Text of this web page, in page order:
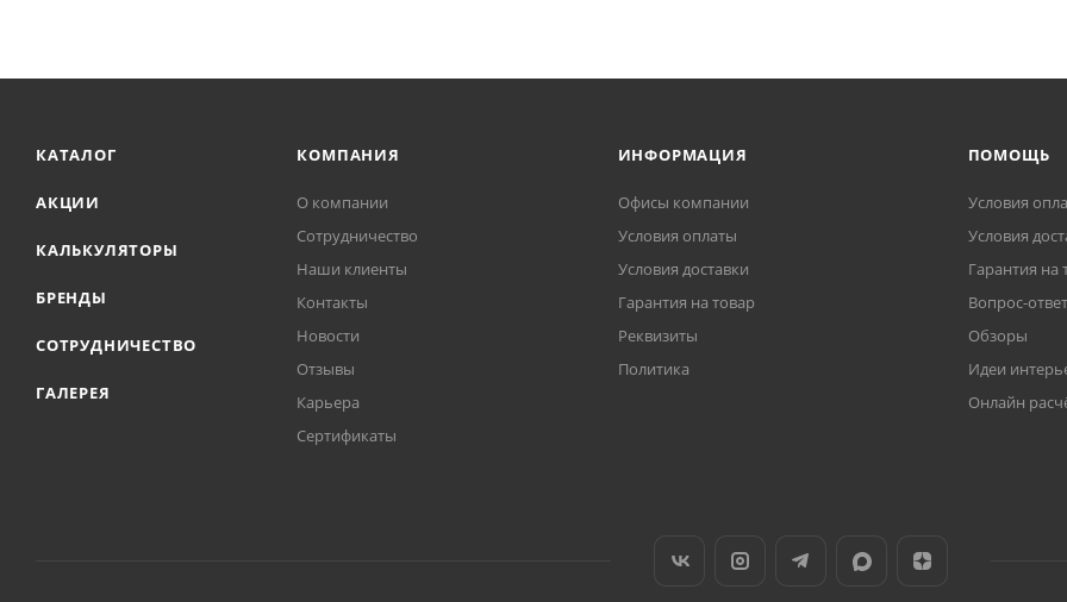
КАТАЛОГ
АКЦИИ
КАЛЬКУЛЯТОРЫ
БРЕНДЫ
СОТРУДНИЧЕСТВО
ГАЛЕРЕЯ
КОМПАНИЯ
О компании
Сотрудничество
Наши клиенты
Контакты
Новости
Отзывы
Карьера
Сертификаты
ИНФОРМАЦИЯ
Офисы компании
Условия оплаты
Условия доставки
Гарантия на товар
Реквизиты
Политика
ПОМОЩЬ
Условия
Условия
Гарантия на
Вопрос-ответ
Обзоры
Идеи
Онлайн